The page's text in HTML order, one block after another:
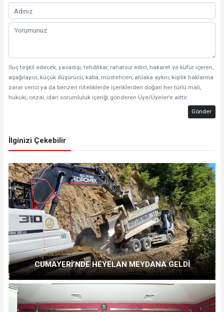
Suç teşkil edecek, yasadışı, tehditkar, rahatsız edici, hakaret ve küfür içeren,
aşağılayıcı, küçük düşürücü, kaba, müstehcen, ahlaka aykırı, kişilik haklarına
zarar verici ya da benzeri niteliklerde içeriklerden doğan her türlü mali,
hukuki, cezai, idari sorumluluk içeriği gönderen Üye/Üyeler’e aittir.
Gönder
İlginizi Çekebilir
CUMAYERİ’NDE HEYELAN MEYDANA GELDİ